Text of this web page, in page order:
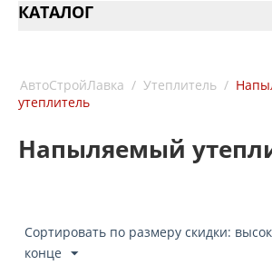
КАТАЛОГ
АвтоСтройЛавка / Утеплитель /
утеплитель
Напыляемый
Сортировать по размеру скидки:
конце